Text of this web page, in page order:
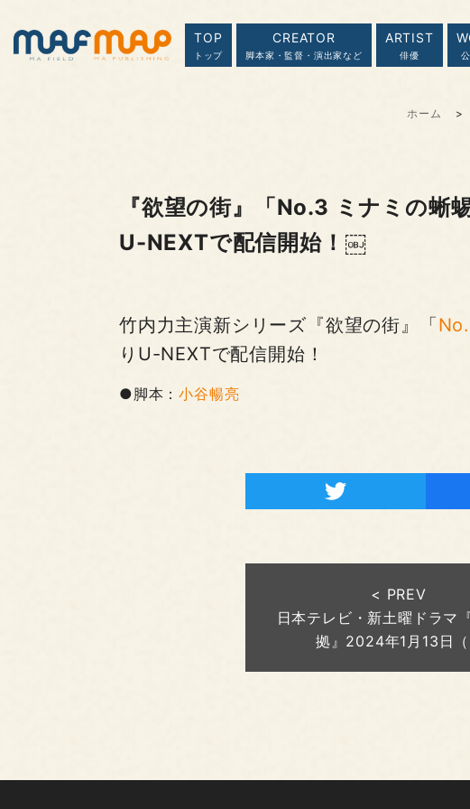
TOP
トップ
CREATOR
脚本家・監督・演出家など
ARTIST
俳優
ホーム
『欲望の街』「No.3 ミナミの
U-NEXTで配信開始！￼
竹内力主演新シリーズ『欲望の街』「
りU-NEXTで配信開始！
●脚本：小谷暢亮
< PREV
日本テレビ・新土曜ドラマ
拠』2024年1月13日